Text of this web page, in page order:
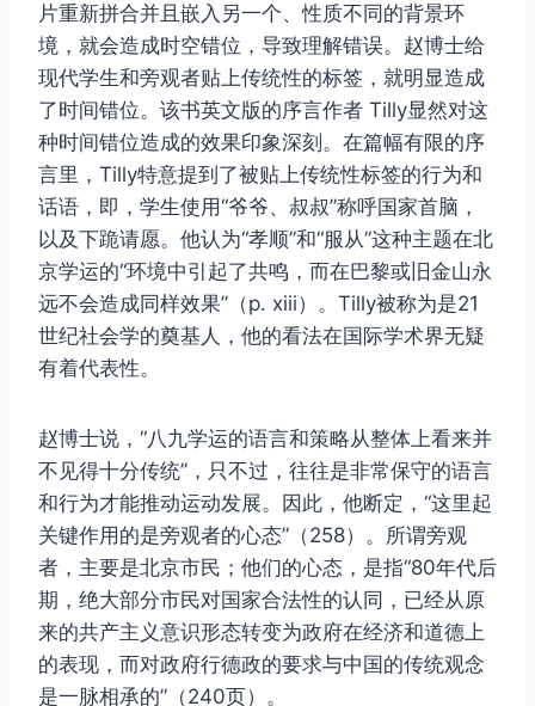
片重新拼合并且嵌入另一个、性质不同的背景环
境，就会造成时空错位，导致理解错误。赵博士给
现代学生和旁观者贴上传统性的标签，就明显造成
了时间错位。该书英文版的序言作者 Tilly显然对这
种时间错位造成的效果印象深刻。在篇幅有限的序
言里，Tilly特意提到了被贴上传统性标签的行为和
话语，即，学生使用“爷爷、叔叔”称呼国家首脑，
以及下跪请愿。他认为“孝顺”和“服从”这种主题在北
京学运的“环境中引起了共鸣，而在巴黎或旧金山永
远不会造成同样效果”（p. xiii）。Tilly被称为是21
世纪社会学的奠基人，他的看法在国际学术界无疑
有着代表性。
赵博士说，“八九学运的语言和策略从整体上看来并
不见得十分传统”，只不过，往往是非常保守的语言
和行为才能推动运动发展。因此，他断定，“这里起
关键作用的是旁观者的心态”（258）。所谓旁观
者，主要是北京市民；他们的心态，是指“80年代后
期，绝大部分市民对国家合法性的认同，已经从原
来的共产主义意识形态转变为政府在经济和道德上
的表现，而对政府行德政的要求与中国的传统观念
是一脉相承的”（240页）。